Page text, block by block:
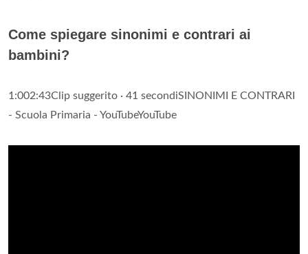
Come spiegare sinonimi e contrari ai
bambini?
1:002:43Clip suggerito · 41 secondiSINONIMI E CONTRARI
- Scuola Primaria - YouTubeYouTube